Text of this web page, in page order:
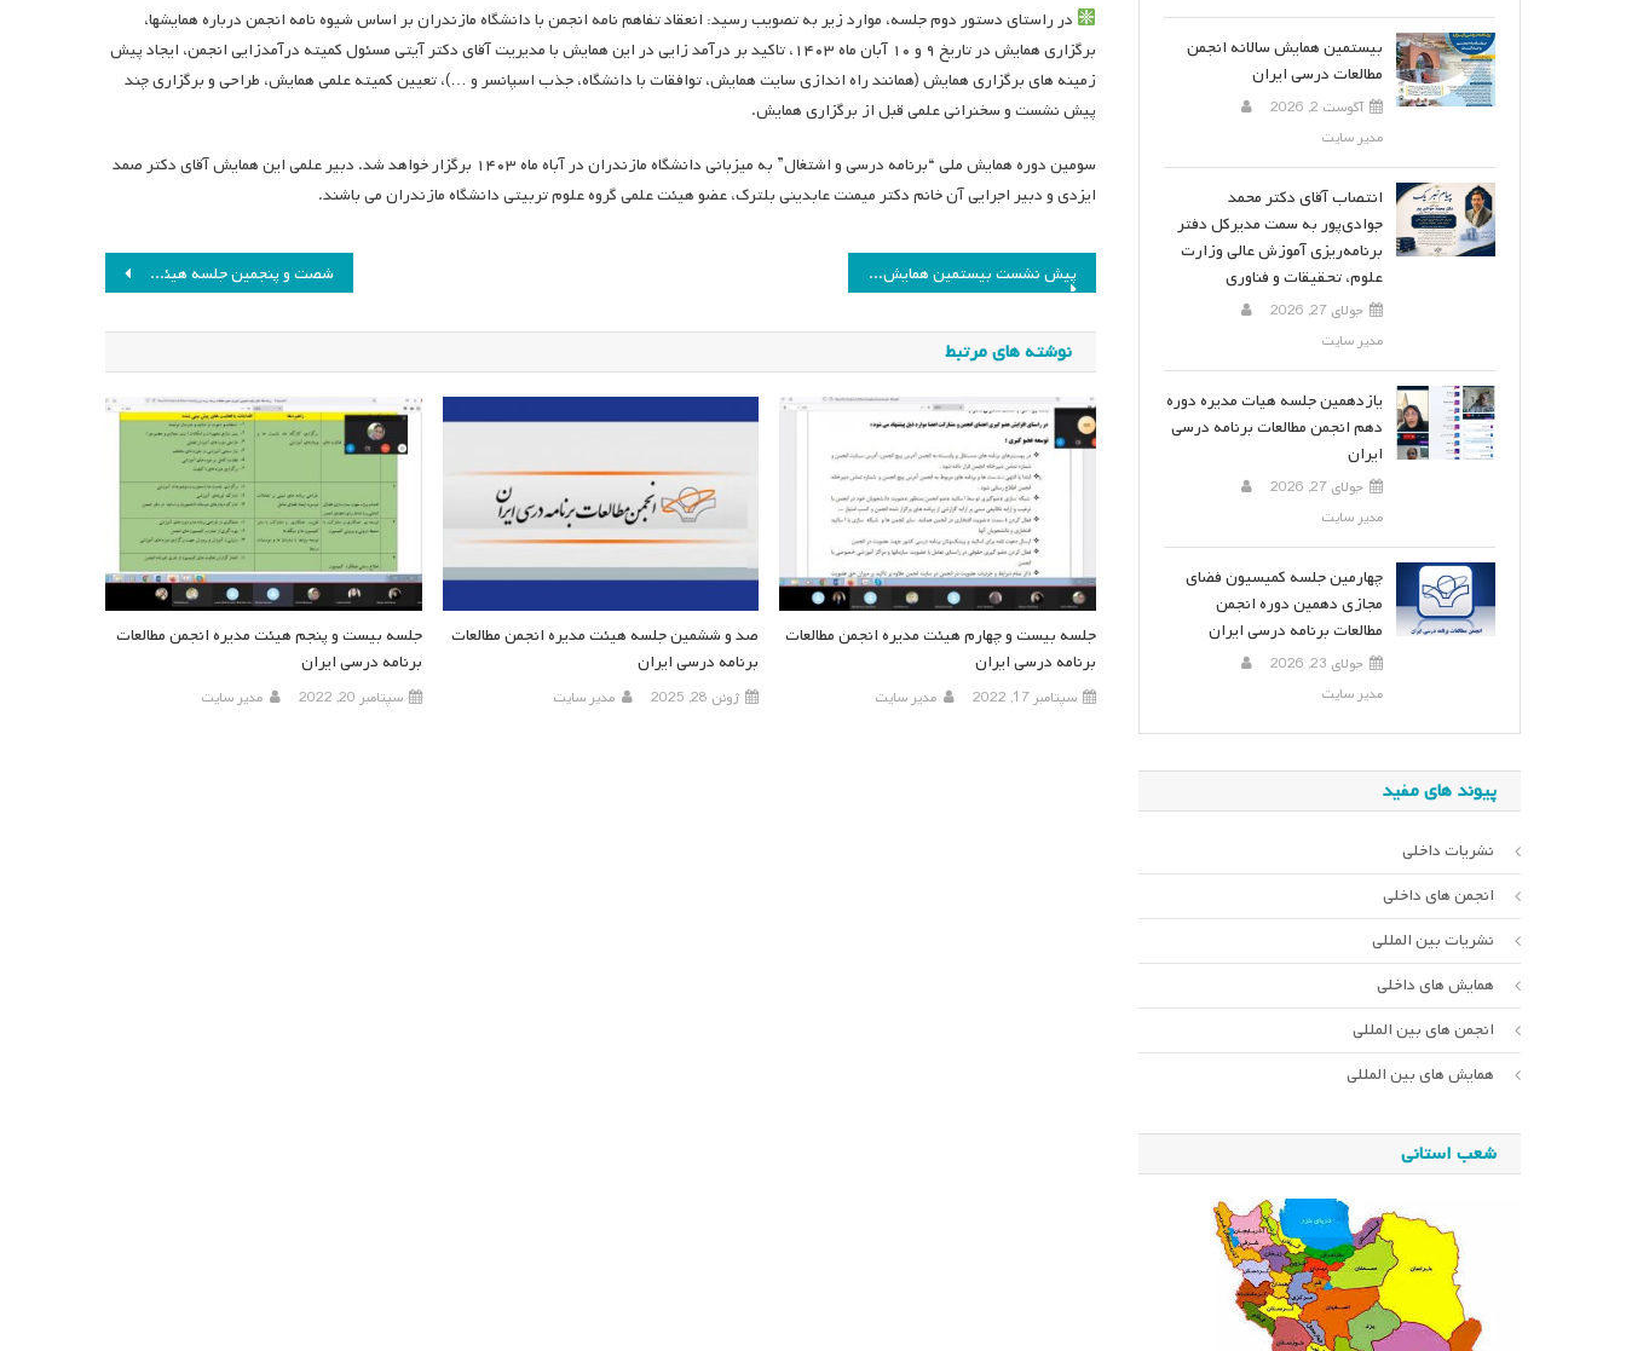
در راستای دستور دوم جلسه، موارد زیر به تصویب رسید: انعقاد تفاهم نامه انجمن با دانشگاه مازندران بر اساس شیوه نامه انجمن درباره همایش­ها،
برگزاری همایش در تاریخ ۹ و ۱۰ آبان ماه ۱۴۰۳، تاکید بر درآمد زایی در این همایش با مدیریت آقای دکتر آیتی مسئول کمیته درآمدزایی انجمن، ایجاد پیش
زمینه های برگزاری همایش (همانند راه اندازی سایت همایش، توافقات با دانشگاه، جذب اسپانسر و …)، تعیین کمیته علمی همایش، طراحی و برگزاری چند
پیش نشست و سخنرانی علمی قبل از برگزاری همایش.
سومین دوره همایش ملی “برنامه درسی و اشتغال” به میزبانی دانشگاه مازندران در آباه ماه ۱۴۰۳ برگزار خواهد شد. دبیر علمی این همایش آقای دکتر صمد
ایزدی و دبیر اجرایی آن خانم دکتر میمنت عابدینی بلترک، عضو هیئت علمی گروه علوم تربیتی دانشگاه مازندران می باشند.
راهبری
نوشته
شصت و پنجمین جلسه هیئت مدیره انجمن مطالعات برنامه درسی ایران پیش نشست بیستمین همایش سالانه انجمن با عنوان «تنوع مدارس و عدالت» برگزار می‌شود
نوشته های مرتبط
جلسه بیست و پنجم هیئت مدیره انجمن مطالعات
برنامه درسی ایران
سپتامبر 20, 2022 مدیر سایت
صد و ششمین جلسه هیئت مدیره انجمن مطالعات
برنامه درسی ایران
ژوئن 28, 2025 مدیر سایت
جلسه بیست و چهارم هیئت مدیره انجمن مطالعات
برنامه درسی ایران
سپتامبر 17, 2022 مدیر سایت
بیستمین همایش سالانه انجمن
مطالعات درسی ایران
آگوست 2, 2026
مدیر سایت
انتصاب آقای دکتر محمد
جوادی‌پور به سمت مدیرکل دفتر
برنامه‌ریزی آموزش عالی وزارت
علوم، تحقیقات و فناوری
جولای 27, 2026
مدیر سایت
یازدهمین جلسه هیات مدیره دوره
دهم انجمن مطالعات برنامه درسی
ایران
جولای 27, 2026
مدیر سایت
چهارمین جلسه کمیسیون فضای
مجازی دهمین دوره انجمن
مطالعات برنامه درسی ایران
جولای 23, 2026
مدیر سایت
پیوند های مفید
نشریات داخلی
انجمن های داخلی
نشریات بین المللی
همایش های داخلی
انجمن های بین المللی
همایش های بین المللی
شعب استانی